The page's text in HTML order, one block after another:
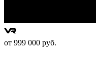
от 999 000 руб.